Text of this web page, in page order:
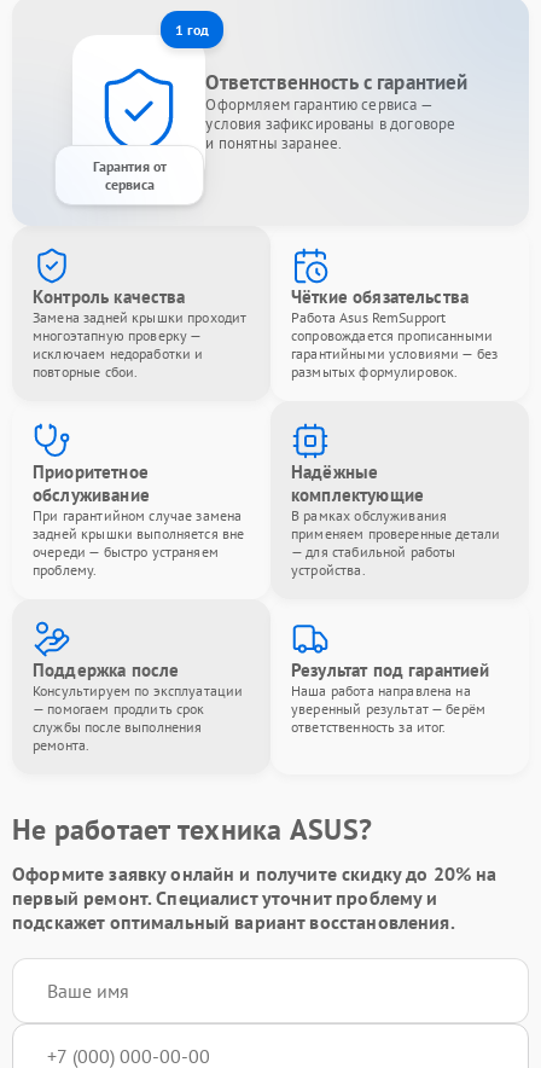
1 год
Гарантия от
сервиса
Ответственность с гарантией
Оформляем гарантию сервиса —
условия зафиксированы в договоре
и понятны заранее.
Контроль качества
Замена задней крышки проходит
многоэтапную проверку —
исключаем недоработки и
повторные сбои.
Чёткие обязательства
Работа Asus RemSupport
сопровождается прописанными
гарантийными условиями — без
размытых формулировок.
Приоритетное
обслуживание
При гарантийном случае замена
задней крышки выполняется вне
очереди — быстро устраняем
проблему.
Надёжные
комплектующие
В рамках обслуживания
применяем проверенные детали
— для стабильной работы
устройства.
Поддержка после
Консультируем по эксплуатации
— помогаем продлить срок
службы после выполнения
ремонта.
Результат под гарантией
Наша работа направлена на
уверенный результат — берём
ответственность за итог.
Не работает техника ASUS?
Оформите заявку онлайн и получитескидку до 20% на
первый ремонт. Специалист уточнит проблему и
подскажет оптимальный вариант восстановления.